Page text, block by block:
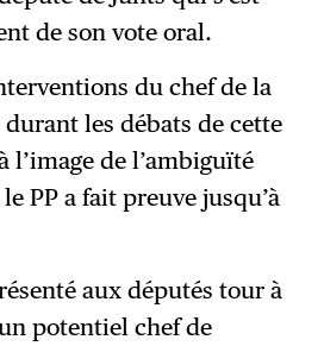
de son vote oral.
du chef de la
les débats de cette
l’image de l’ambiguïté
PP a fait preuve jusqu’à
aux députés tour à
potentiel chef de